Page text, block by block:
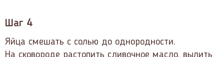
Шаг 4
Яйца смешать с солью до однородности.
На сковороде растопить сливочное масло, вылить